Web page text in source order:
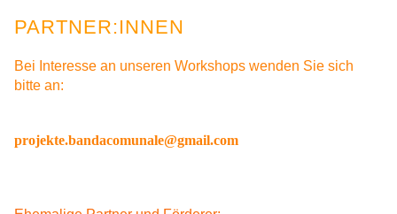
PARTNER:INNEN
Bei Interesse an unseren Workshops wenden Sie sich
bitte an:
projekte.bandacomunale@gmail.com